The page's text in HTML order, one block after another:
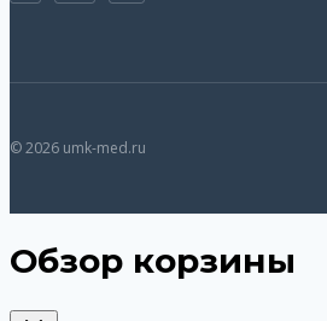
© 2026 umk-med.ru
Обзор корзины